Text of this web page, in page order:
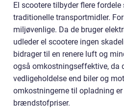
El scootere tilbyder flere
traditionelle transportmidler.
miljøvenlige. Da de bruger
udleder el scootere ingen
bidrager til en renere luft og
også omkostningseffektive, da
vedligeholdelse end biler og
omkostningerne til opladning
brændstofpriser.